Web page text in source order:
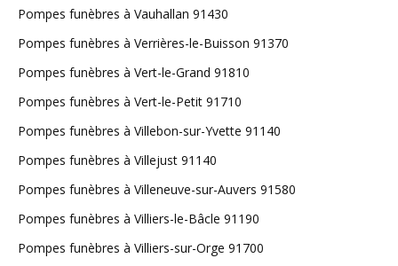
Pompes funèbres à Vauhallan 91430
Pompes funèbres à Verrières-le-Buisson 91370
Pompes funèbres à Vert-le-Grand 91810
Pompes funèbres à Vert-le-Petit 91710
Pompes funèbres à Villebon-sur-Yvette 91140
Pompes funèbres à Villejust 91140
Pompes funèbres à Villeneuve-sur-Auvers 91580
Pompes funèbres à Villiers-le-Bâcle 91190
Pompes funèbres à Villiers-sur-Orge 91700